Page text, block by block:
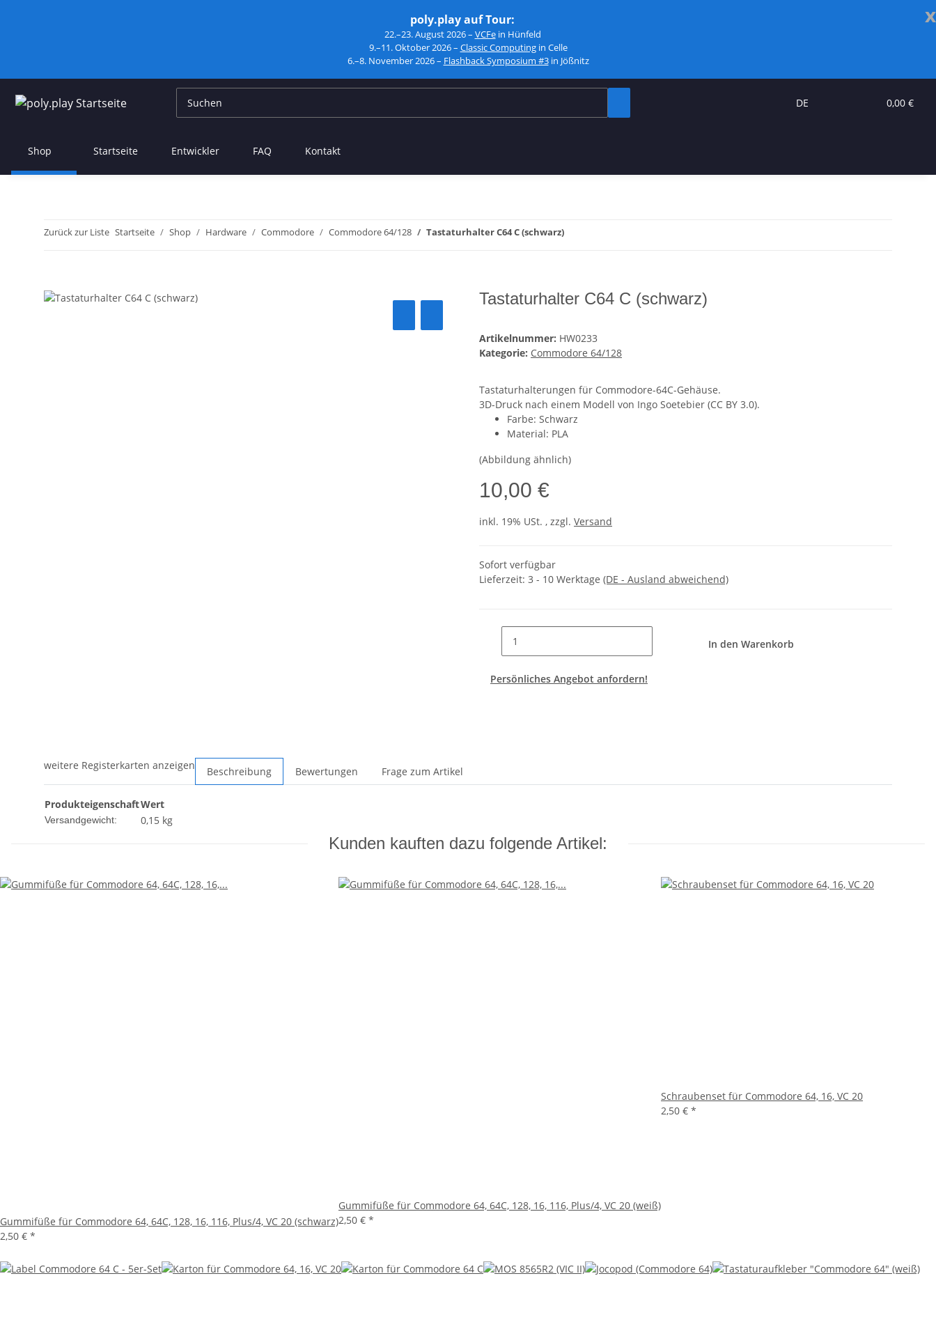
x
poly.play auf Tour:
22.–23. August 2026 – VCFein Hünfeld
9.–11. Oktober 2026 – Classic Computingin Celle
6.–8. November 2026 – Flashback Symposium #3in Jößnitz
DE 0,00 €
Shop Startseite Entwickler FAQ Kontakt
Zurück zur Liste Startseite Shop Hardware Commodore Commodore 64/128 Tastaturhalter C64 C (schwarz)
Tastaturhalter C64 C (schwarz)
Artikelnummer: HW0233
Kategorie: Commodore 64/128
Tastaturhalterungen für Commodore-64C-Gehäuse.
3D-Druck nach einem Modell von Ingo Soetebier (CC BY 3.0).
Farbe: Schwarz
Material: PLA
(Abbildung ähnlich)
10,00 €
inkl. 19% USt. , zzgl. Versand
Sofort verfügbar
Lieferzeit: 3 - 10 Werktage (DE - Ausland abweichend)
In den Warenkorb
Persönliches Angebot anfordern!
weitere Registerkarten anzeigen Beschreibung Bewertungen Frage zum Artikel
ProdukteigenschaftWert
Versandgewicht: 0,15 kg
Kunden kauften dazu folgende Artikel:
Gummifüße für Commodore 64, 64C, 128, 16, 116, Plus/4, VC 20 (schwarz)
2,50 € *
Gummifüße für Commodore 64, 64C, 128, 16, 116, Plus/4, VC 20 (weiß)
2,50 € *
Schraubenset für Commodore 64, 16, VC 20
2,50 € *